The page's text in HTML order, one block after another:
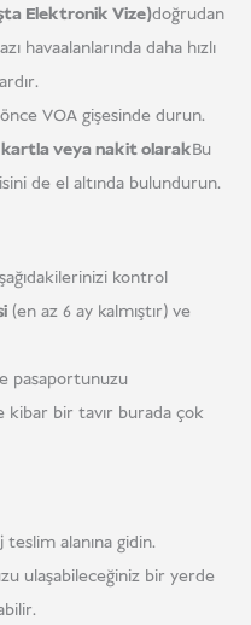
Elektronik Vize)doğrudan
havaalanlarında daha hızlı
önce VOA gişesinde durun.
kartla veya nakit olarakBu
de el altında bulundurun.
kontrol
(en az 6 ay kalmıştır) ve
pasaportunuzu
kibar bir tavır burada çok
teslim alanına gidin.
ulaşabileceğiniz bir yerde